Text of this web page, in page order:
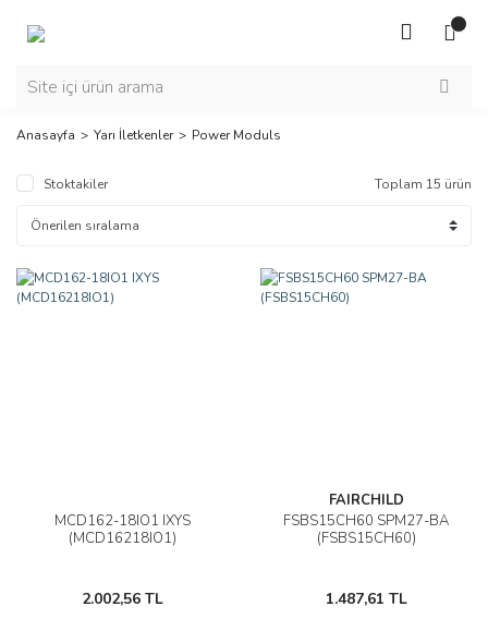
Anasayfa Yarı İletkenler Power Moduls
Stoktakiler Toplam 15 ürün
MCD162-18IO1 IXYS
(MCD16218IO1)
2.002,56 TL
FAIRCHILD
FSBS15CH60 SPM27-BA
(FSBS15CH60)
1.487,61 TL